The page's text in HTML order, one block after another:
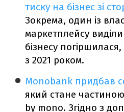
тиску на бізнес зі
Зокрема, один із
маркетплейсу
бізнесу
з 2021 роком.
Monobank придбав
який стане
by mono. Згідно з